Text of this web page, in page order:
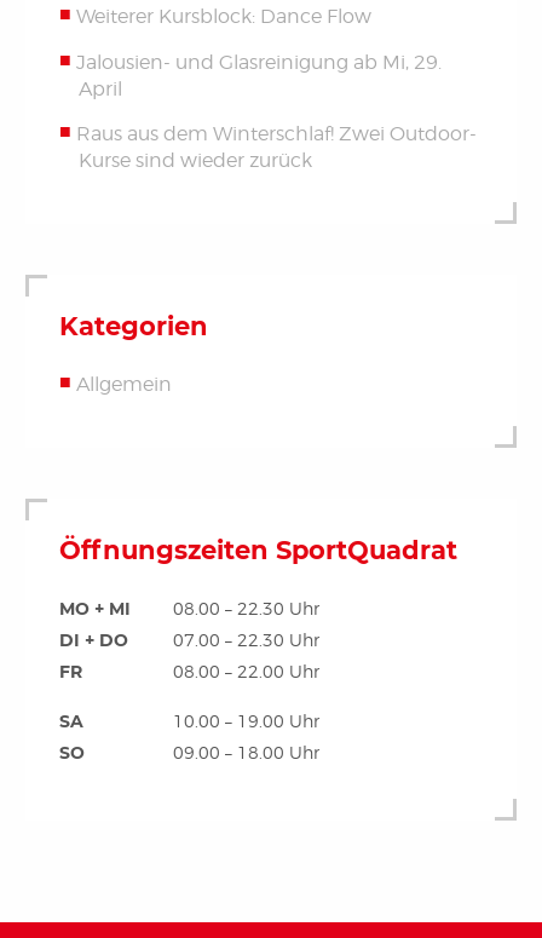
Weiterer Kursblock: Dance Flow
Jalousien- und Glasreinigung ab Mi, 29.
April
Raus aus dem Winterschlaf! Zwei Outdoor-
Kurse sind wieder zurück
Kategorien
Allgemein
Öffnungszeiten SportQuadrat
MO + MI 08.00 – 22.30 Uhr
DI + DO 07.00 – 22.30 Uhr
FR 08.00 – 22.00 Uhr
SA 10.00 – 19.00 Uhr
SO 09.00 – 18.00 Uhr